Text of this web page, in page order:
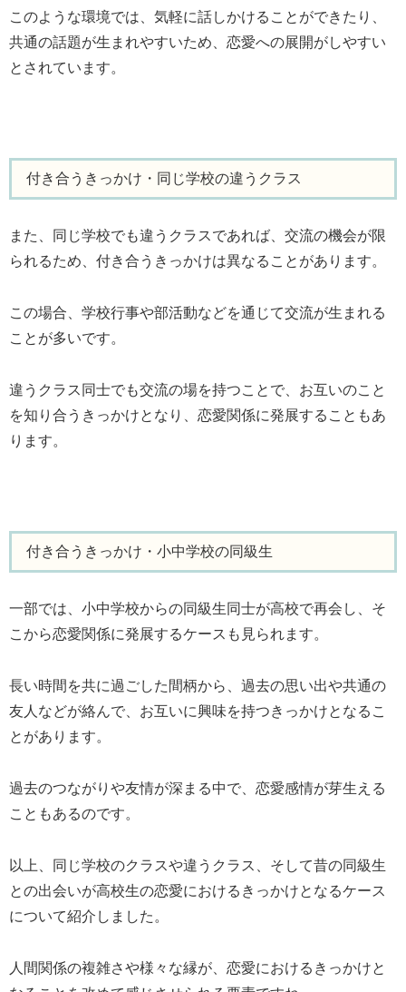
このような環境では、気軽に話しかけることができたり、
共通の話題が生まれやすいため、恋愛への展開がしやすい
とされています。
付き合うきっかけ・同じ学校の違うクラス
また、同じ学校でも違うクラスであれば、交流の機会が限
られるため、付き合うきっかけは異なることがあります。
この場合、学校行事や部活動などを通じて交流が生まれる
ことが多いです。
違うクラス同士でも交流の場を持つことで、お互いのこと
を知り合うきっかけとなり、恋愛関係に発展することもあ
ります。
付き合うきっかけ・小中学校の同級生
一部では、小中学校からの同級生同士が高校で再会し、そ
こから恋愛関係に発展するケースも見られます。
長い時間を共に過ごした間柄から、過去の思い出や共通の
友人などが絡んで、お互いに興味を持つきっかけとなるこ
とがあります。
過去のつながりや友情が深まる中で、恋愛感情が芽生える
こともあるのです。
以上、同じ学校のクラスや違うクラス、そして昔の同級生
との出会いが高校生の恋愛におけるきっかけとなるケース
について紹介しました。
人間関係の複雑さや様々な縁が、恋愛におけるきっかけと